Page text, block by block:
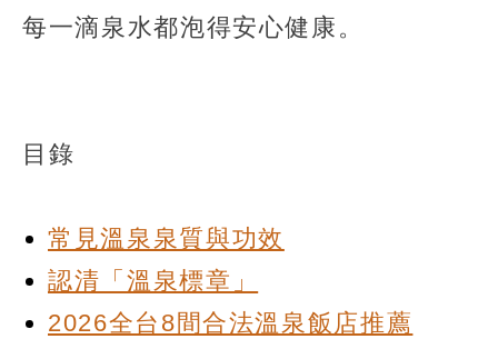
每一滴泉水都泡得安心健康。
目錄
常見溫泉泉質與功效
認清「溫泉標章」
2026全台8間合法溫泉飯店推薦